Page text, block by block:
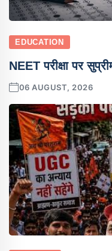
EDUCATION
NEET परीक्षा पर
06 AUGUST, 2026